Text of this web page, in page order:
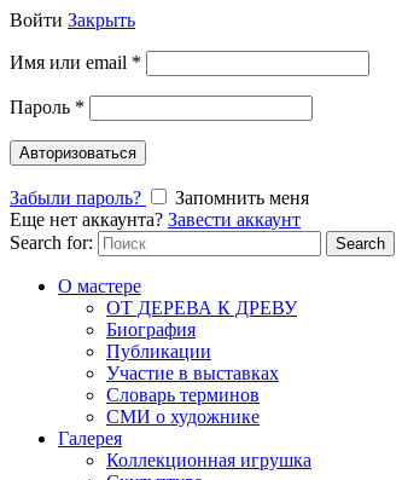
Войти Закрыть
Имя или email *
Пароль *
Авторизоваться
Забыли пароль?
Запомнить меня
Еще нет аккаунта? Завести аккаунт
Search for:
Search
О мастере
ОТ ДЕРЕВА К ДРЕВУ
Биография
Публикации
Участие в выставках
Словарь терминов
СМИ о художнике
Галерея
Коллекционная игрушка